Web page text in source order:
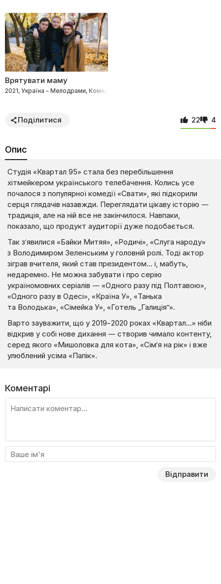
Врятувати маму
2021, Україна – Мелодрами, Комедії
Поділитися 22 4
Опис
Студія «Квартал 95» стала без перебільшення
хітмейкером українського телебачення. Колись усе
почалося з популярної комедії «Свати», які підкорили
серця глядачів назавжди. Переглядати цікаву історію —
традиція, але на ній все не закінчилося. Навпаки,
показало, що продукт аудиторії дуже подобається.
Так з’явилися «Байки Митяя», «Родичі», «Слуга народу»
з Володимиром Зеленським у головній ролі. Тоді актор
зіграв вчителя, який став президентом… і, мабуть,
недаремно. Не можна забувати і про серію
україномовних серіалів — «Одного разу під Полтавою»,
«Одного разу в Одесі», «Країна У», «Танька
та Володька», «Сімейка У», «Готель „Галиція“».
Варто зауважити, що у 2019–2020 роках «Квартал…» ніби
відкрив у собі нове дихання — створив чимало контенту,
серед якого «Мишоловка для кота», «Сім’я на рік» і вже
улюблений усіма «Папік».
Коментарі
Відправити